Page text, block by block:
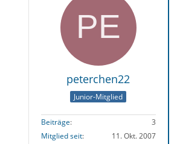
peterchen22
Junior-Mitglied
Beiträge
3
Mitglied seit
11. Okt. 2007